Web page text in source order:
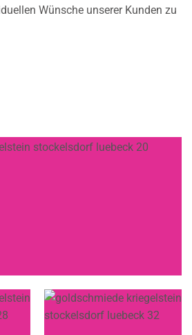
Wünsche unserer Kunden zu